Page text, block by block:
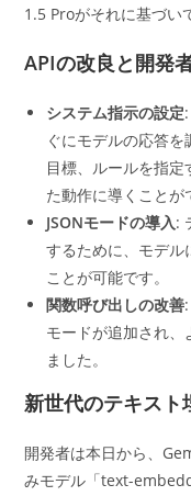
1.5 Proがそれに基づい
APIの改良と開発
システム指示の設定
ぐにモデルの応答を
目標、ルールを指
た動作に導くことが
JSONモードの導入:
するために、モデル
ことが可能です。
関数呼び出しの改善
モードが追加され、
ました。
新世代のテキスト
開発者は本日から、
みモデル「text-